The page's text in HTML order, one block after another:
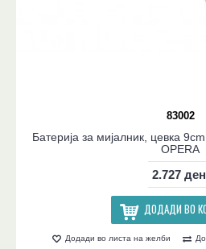
83002
Батерија за мијалник, цевка
OPERA
2.727
ДОДАДИ ВО
Додади во листа на желби